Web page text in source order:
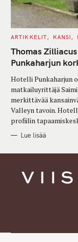
C
T
E
G
O
I
E
S
ARTIKKELIT KANSI
Thomas
Punkaharjun
Hotelli Punkaharjun
matkailuyrittäjä
merkittävää
Valleyn tavoin.
profiilin
Lue lisää